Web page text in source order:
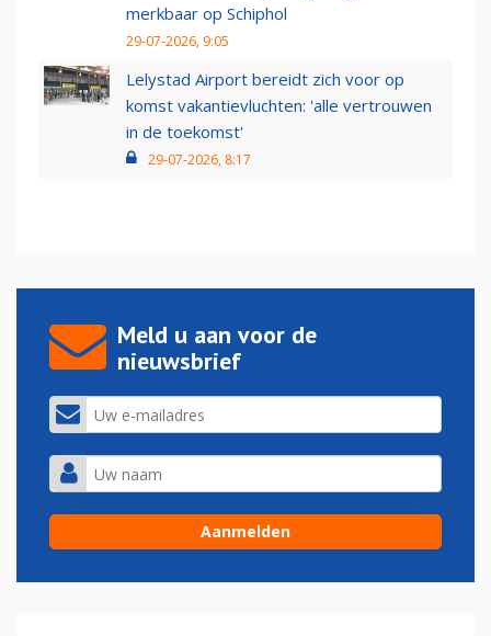
merkbaar op Schiphol
29-07-2026, 9:05
Lelystad Airport bereidt zich voor op
komst vakantievluchten: 'alle vertrouwen
in de toekomst'
29-07-2026, 8:17
Meld u aan voor de
nieuwsbrief